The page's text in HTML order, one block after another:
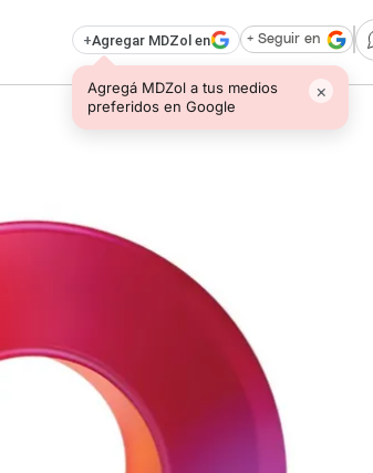
+Agregar MDZol en
Agregá MDZol a tus medios
preferidos en Google
×
+ Seguir en